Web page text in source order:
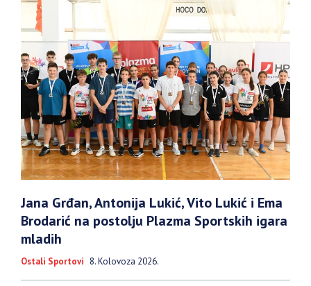
Jana Grđan, Antonija Lukić, Vito Lukić i Ema
Brodarić na postolju Plazma Sportskih igara
mladih
Ostali Sportovi 8. Kolovoza 2026.